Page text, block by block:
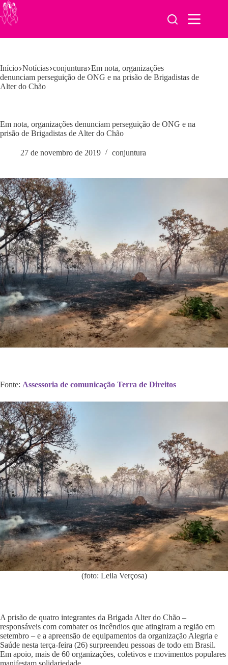
Pular
para
o
Início Notícias conjuntura Em nota, organizações
denunciam perseguição de ONG e na prisão de Brigadistas de
Alter do Chão
Em nota, organizações denunciam perseguição de ONG e na
prisão de Brigadistas de Alter do Chão
27 de novembro de 2019 conjuntura
Fonte: Assessoria de comunicação Terra de Direitos
(foto: Leila Verçosa)
A prisão de quatro integrantes da Brigada Alter do Chão –
responsáveis com combater os incêndios que atingiram a região em
setembro – e a apreensão de equipamentos da organização Alegria e
Saúde nesta terça-feira (26) surpreendeu pessoas de todo em Brasil.
Em apoio, mais de 60 organizações, coletivos e movimentos populares
manifestam solidariedade.